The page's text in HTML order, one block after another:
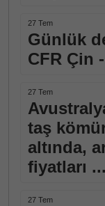
27 Tem
Günlük
CFR Çin
27 Tem
taş
altında,
fiyatları ...
27 Tem